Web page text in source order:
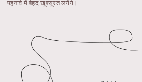
पहनावे में बेहद खूबसूरत लगेंगे।